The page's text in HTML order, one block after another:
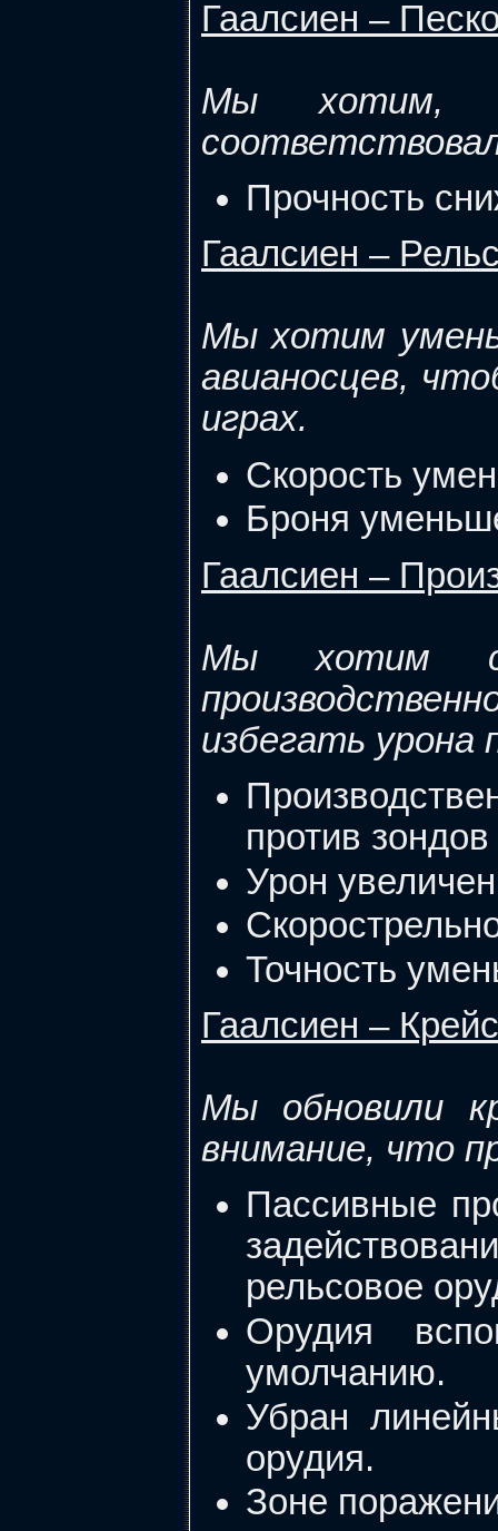
Гаалсиен –
Мы хотим,
Прочность
Гаалсиен –
Мы хотим
авианосцев,
играх.
Скорость
Броня
Гаалсиен –
Мы хотим
избегать урона
против
Урон
Точность
Гаалсиен –
Мы обновили
внимание, что
Пассивные
рельсовое
Орудия
умолчанию.
Убран
орудия.
Зоне